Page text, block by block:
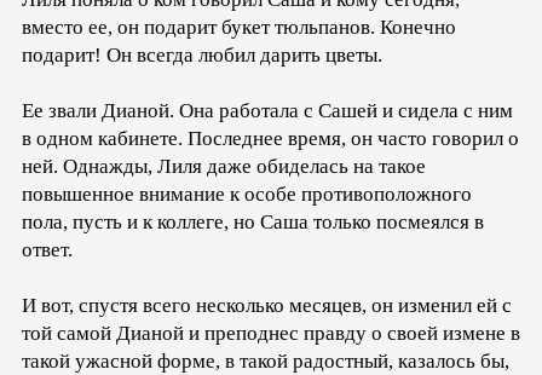
вместо ее, он подарит букет тюльпанов. Конечно
подарит! Он всегда любил дарить цветы.
Ее звали Дианой. Она работала с Сашей и сидела с ним
в одном кабинете. Последнее время, он часто говорил о
ней. Однажды, Лиля даже обиделась на такое
повышенное внимание к особе противоположного
пола, пусть и к коллеге, но Саша только посмеялся в
ответ.
И вот, спустя всего несколько месяцев, он изменил ей с
той самой Дианой и преподнес правду о своей измене в
такой ужасной форме, в такой радостный, казалось бы,